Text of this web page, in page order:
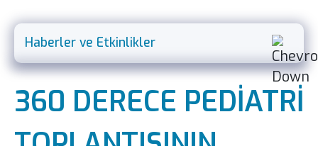
Haberler ve Etkinlikler
360 DERECE PEDİATRİ